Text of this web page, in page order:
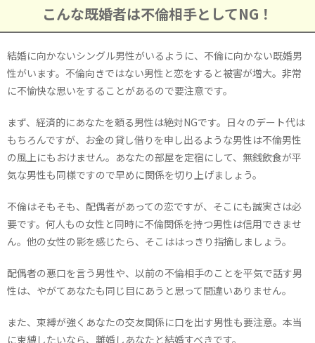
こんな既婚者は不倫相手としてNG！
結婚に向かないシングル男性がいるように、不倫に向かない既婚男
性がいます。不倫向きではない男性と恋をすると被害が増大。非常
に不愉快な思いをすることがあるので要注意です。
まず、経済的にあなたを頼る男性は絶対NGです。日々のデート代は
もちろんですが、お金の貸し借りを申し出るような男性は不倫男性
の風上にもおけません。あなたの部屋を定宿にして、無銭飲食が平
気な男性も同様ですので早めに関係を切り上げましょう。
不倫はそもそも、配偶者があっての恋ですが、そこにも誠実さは必
要です。何人もの女性と同時に不倫関係を持つ男性は信用できませ
ん。他の女性の影を感じたら、そこははっきり指摘しましょう。
配偶者の悪口を言う男性や、以前の不倫相手のことを平気で話す男
性は、やがてあなたも同じ目にあうと思って間違いありません。
また、束縛が強くあなたの交友関係に口を出す男性も要注意。本当
に束縛したいなら、離婚しあなたと結婚すべきです。